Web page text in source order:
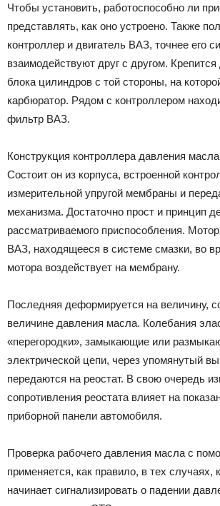
Чтобы установить, работоспособно ли
представлять, как оно устроено. Также
контроллер и двигатель ВАЗ, точнее его
взаимодействуют друг с другом. Крепится
блока цилиндров с той стороны, на
карбюратор. Рядом с контроллером
фильтр ВАЗ.
Конструкция контроллера давления
Состоит он из корпуса, встроенной
измерительной упругой мембраны и
механизма. Достаточно прост и принцип
рассматриваемого приспособления.
ВАЗ, находящееся в системе смазки, во
мотора воздействует на мембрану.
Последняя деформируется на величину,
величине давления масла. Колебания
«перегородки», замыкающие или
электрической цепи, через упомянутый
передаются на реостат. В свою очередь
сопротивления реостата влияет на
приборной панели автомобиля.
Проверка рабочего давления масла с
применяется, как правило, в тех случаях,
начинает сигнализировать о падении